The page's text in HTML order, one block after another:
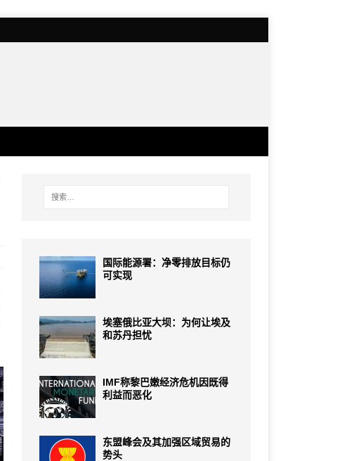
国际能源署：净零排放目标仍
可实现
埃塞俄比亚大坝：为何让埃及
和苏丹担忧
IMF称黎巴嫩经济危机因既得
利益而恶化
东盟峰会及其加强区域贸易的
势头